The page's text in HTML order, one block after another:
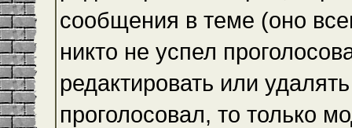
сообщения в теме (оно
никто не успел
редактировать или
проголосовал, то только